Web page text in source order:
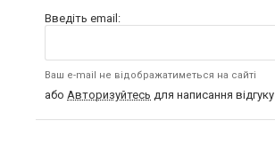
Введіть email:
Ваш e-mail не відображатиметься на сайті
або Авторизуйтесь для написання відгуку